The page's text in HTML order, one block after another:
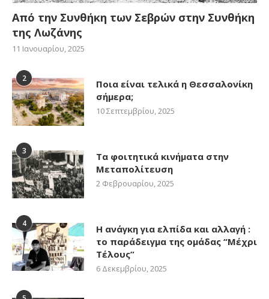
Από την Συνθήκη των Σεβρών στην Συνθήκη
της Λωζάνης
11 Ιανουαρίου, 2025
2
Ποια είναι τελικά η Θεσσαλονίκη
σήμερα;
10 Σεπτεμβρίου, 2025
3
Τα φοιτητικά κινήματα στην
Μεταπολίτευση
2 Φεβρουαρίου, 2025
4
Η ανάγκη για ελπίδα και αλλαγή :
το παράδειγμα της ομάδας “Μέχρι
Τέλους”
6 Δεκεμβρίου, 2025